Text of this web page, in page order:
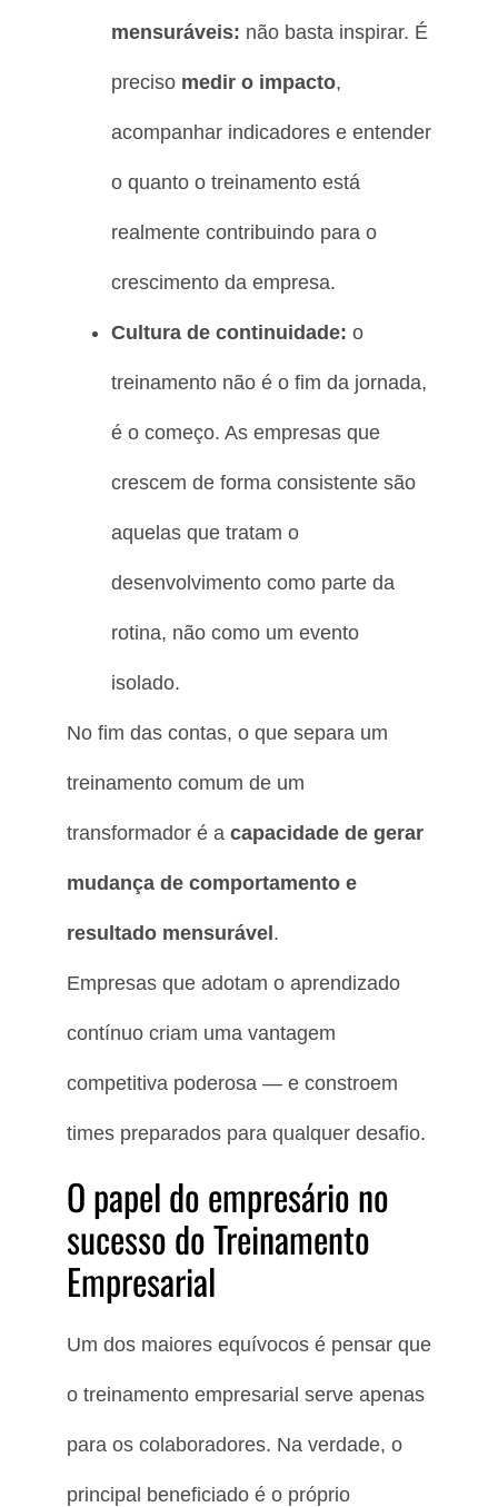
mensuráveis: não basta inspirar. É
preciso medir o impacto,
acompanhar indicadores e entender
o quanto o treinamento está
realmente contribuindo para o
crescimento da empresa.
Cultura de continuidade: o
treinamento não é o fim da jornada,
é o começo. As empresas que
crescem de forma consistente são
aquelas que tratam o
desenvolvimento como parte da
rotina, não como um evento
isolado.
No fim das contas, o que separa um
treinamento comum de um
transformador é a capacidade de gerar
mudança de comportamento e
resultado mensurável .
Empresas que adotam o aprendizado
contínuo criam uma vantagem
competitiva poderosa — e constroem
times preparados para qualquer desafio.
O papel do empresário no
sucesso do Treinamento
Empresarial
Um dos maiores equívocos é pensar que
o treinamento empresarial serve apenas
para os colaboradores. Na verdade, o
principal beneficiado é o próprio